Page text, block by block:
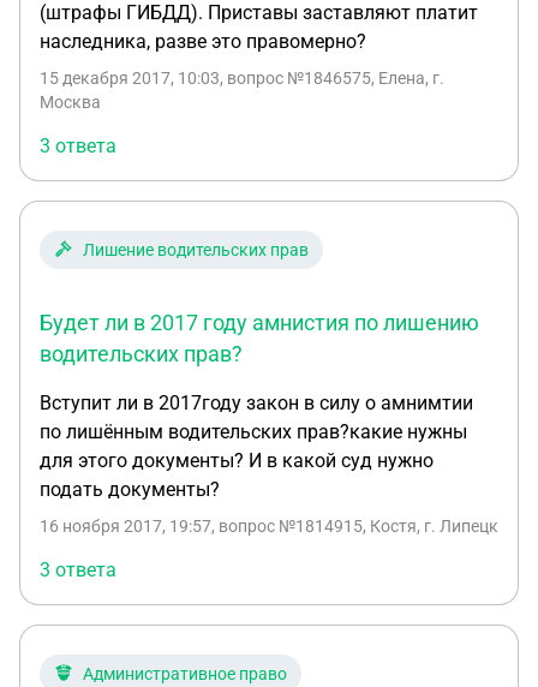
(штрафы ГИБДД). Приставы заставляют платит
наследника, разве это правомерно?
15 декабря 2017, 10:03, вопрос №1846575, Елена, г.
Москва
3 ответа
Лишение водительских прав
Будет ли в 2017 году амнистия по лишению
водительских прав?
Вступит ли в 2017году закон в силу о амнимтии
по лишённым водительских прав?какие нужны
для этого документы? И в какой суд нужно
подать документы?
16 ноября 2017, 19:57, вопрос №1814915, Костя, г. Липецк
3 ответа
Административное право